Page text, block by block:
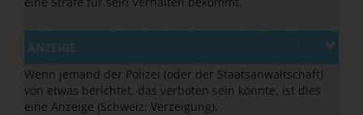
ANZEIGE
Wenn jemand der Polizei (oder der Staatsanwaltschaft)
von etwas berichtet, das verboten sein könnte, ist dies
eine Anzeige (Schweiz: Verzeigung).